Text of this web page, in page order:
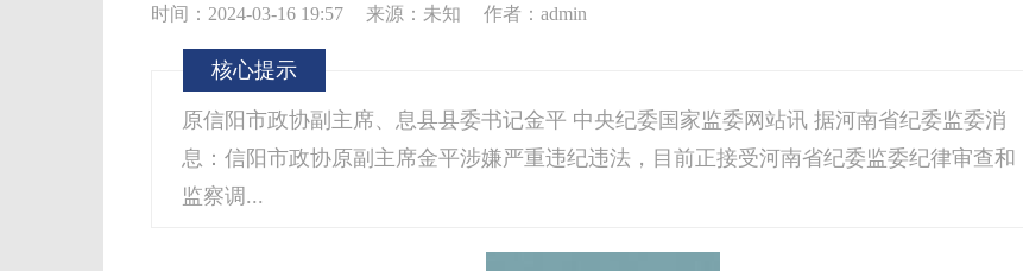
时间：2024-03-16 19:57 来源：未知 作者：admin
核心提示
原信阳市政协副主席、息县县委书记金平 中央纪委国家监委网站讯 据河南省纪委监委消
息：信阳市政协原副主席金平涉嫌严重违纪违法，目前正接受河南省纪委监委纪律审查和
监察调...